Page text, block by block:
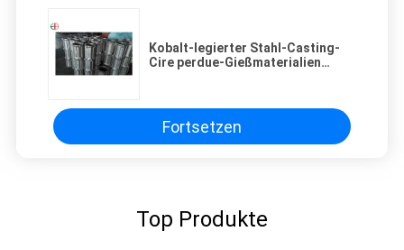
Kobalt-legierter Stahl-Casting-
Cire perdue-Gießmaterialien
Fortsetzen
Top Produkte